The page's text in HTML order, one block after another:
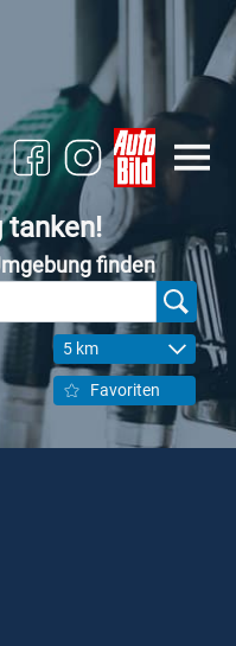
tanken!
finden
5 km
Favoriten